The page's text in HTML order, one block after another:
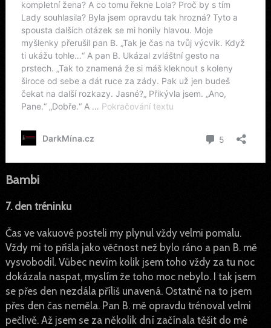
Bambi
7. den tréninku
Čas ve vakuové posteli my plynul vždy velmi pomalu.
Vždy mi to přišla jako věčnost než bylo ráno a pan B. mě
vysvobodil. Vůbec nevím kolik jsem toho vždy za tu noc
dokázala naspat, myslím že toho moc nebylo. I tak jsem
se přes den nezdála příliš unavená. Ostatně na to jsem
přes den čas neměla. Pan B. mě opravdu trénoval velmi
pečlivě. Až jsem se za několik dní začínala těšit do mé